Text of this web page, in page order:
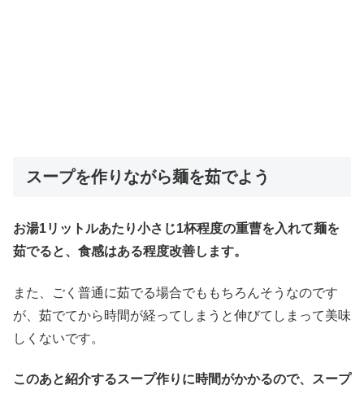
スープを作りながら麺を茹でよう
お湯1リットルあたり小さじ1杯程度の重曹を入れて麺を
茹でると、食感はある程度改善します。
また、ごく普通に茹でる場合でももちろんそうなのです
が、茹でてから時間が経ってしまうと伸びてしまって美味
しくないです。
このあと紹介するスープ作りに時間がかかるので、スープ